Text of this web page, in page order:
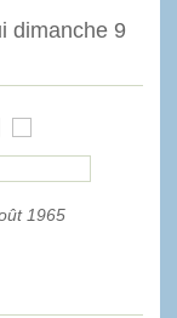
dimanche 9
1965